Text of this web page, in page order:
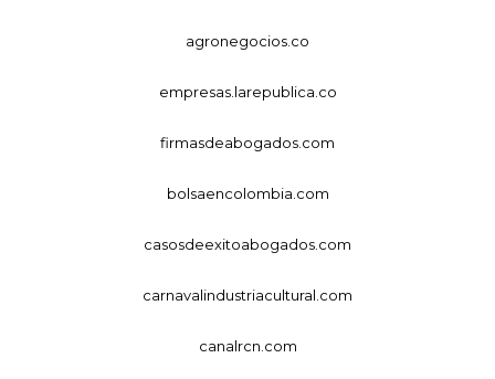
agronegocios.co
empresas.larepublica.co
firmasdeabogados.com
bolsaencolombia.com
casosdeexitoabogados.com
carnavalindustriacultural.com
canalrcn.com